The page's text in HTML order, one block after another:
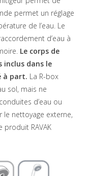
permet un réglage
de l’eau. Le
d’eau à
Le corps de
inclus dans le
à part. La R-box
sol, mais ne
d’eau ou
le nettoyage externe,
produit RAVAK